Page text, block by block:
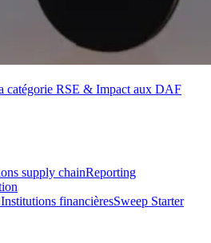
catégorie RSE & Impact aux DAF
supply chainReporting
Institutions financièresSweep Starter